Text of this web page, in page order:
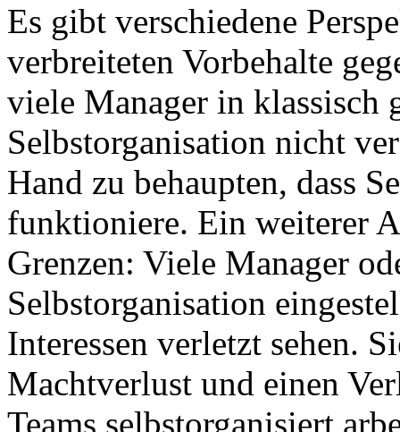
Es gibt verschiedene
verbreiteten Vorbehalte
viele Manager in klassisch
Selbstorganisation nicht
Hand zu behaupten, dass
funktioniere. Ein weiterer
Grenzen: Viele Manager
Selbstorganisation
Interessen verletzt sehen.
Machtverlust und einen
Teams selbstorganisiert